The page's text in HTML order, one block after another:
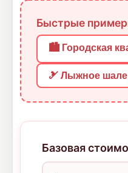
Быстрые
🏙️ Городская
🎿 Лыжное шале
Базовая